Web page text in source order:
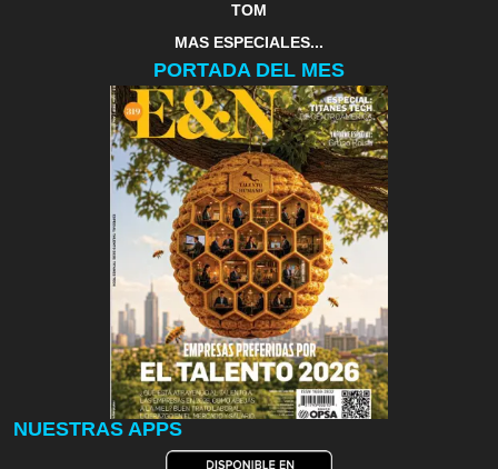
TOM
MAS ESPECIALES...
PORTADA DEL MES
NUESTRAS APPS